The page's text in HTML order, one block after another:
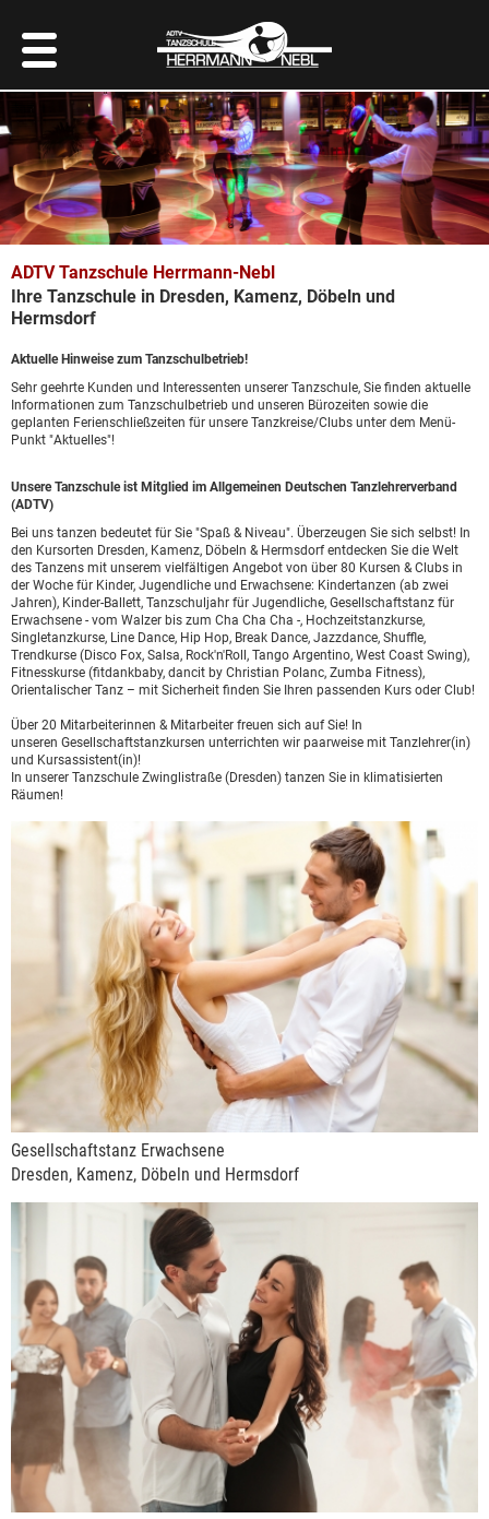
ADTV Tanzschule Herrmann-Nebl
Ihre Tanzschule in Dresden, Kamenz, Döbeln und
Hermsdorf
Aktuelle Hinweise zum Tanzschulbetrieb!
Sehr geehrte Kunden und Interessenten unserer Tanzschule, Sie finden aktuelle
Informationen zum Tanzschulbetrieb und unseren Bürozeiten sowie die
geplanten Ferienschließzeiten für unsere Tanzkreise/Clubs unter dem Menü-
Punkt "Aktuelles"!
Unsere Tanzschule ist Mitglied im Allgemeinen Deutschen Tanzlehrerverband
(ADTV)
Bei uns tanzen bedeutet für Sie "Spaß & Niveau". Überzeugen Sie sich selbst! In
den Kursorten Dresden, Kamenz, Döbeln & Hermsdorf entdecken Sie die Welt
des Tanzens mit unserem vielfältigen Angebot von über 80 Kursen & Clubs in
der Woche für Kinder, Jugendliche und Erwachsene: Kindertanzen (ab zwei
Jahren), Kinder-Ballett, Tanzschuljahr für Jugendliche, Gesellschaftstanz für
Erwachsene - vom Walzer bis zum Cha Cha Cha -, Hochzeitstanzkurse,
Singletanzkurse, Line Dance, Hip Hop, Break Dance, Jazzdance, Shuffle,
Trendkurse (Disco Fox, Salsa, Rock'n'Roll, Tango Argentino, West Coast Swing),
Fitnesskurse (fitdankbaby, dancit by Christian Polanc, Zumba Fitness),
Orientalischer Tanz – mit Sicherheit finden Sie Ihren passenden Kurs oder Club!
Über 20 Mitarbeiterinnen & Mitarbeiter freuen sich auf Sie! In
unseren Gesellschaftstanzkursen unterrichten wir paarweise mit Tanzlehrer(in)
und Kursassistent(in)!
In unserer Tanzschule Zwinglistraße (Dresden) tanzen Sie in klimatisierten
Räumen!
Gesellschaftstanz Erwachsene
Dresden, Kamenz, Döbeln und Hermsdorf